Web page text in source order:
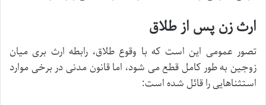
ارث زن پس از طلاق
تصور عمومی این است که با وقوع طلاق، رابطه ارث بری میان
زوجین به طور کامل قطع می شود، اما قانون مدنی در برخی موارد
استثناهایی را قائل شده است: